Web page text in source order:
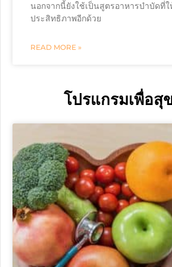
นอกจากนี้ยังใช้เป็นสูตรอาหารบำบัดที่
ประสิทธิภาพอีกด้วย
READ MORE »
โปรแกรมเพื่อสุ